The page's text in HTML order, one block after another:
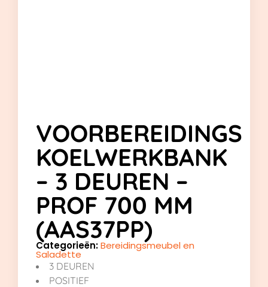
VOORBEREIDINGS
KOELWERKBANK
– 3 DEUREN –
PROF 700 MM
(AAS37PP)
Categorieën:Bereidingsmeubel en
Saladette
3 DEUREN
POSITIEF